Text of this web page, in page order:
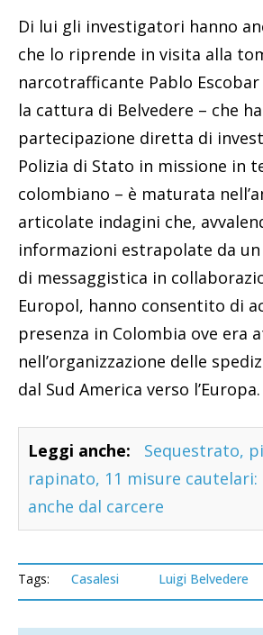
Di lui gli investigatori hanno
che lo riprende in visita alla
narcotrafficante Pablo
la cattura di Belvedere – che
partecipazione diretta di
Polizia di Stato in missione in
colombiano – è maturata
articolate indagini che,
informazioni estrapolate da
di messaggistica in
Europol, hanno consentito di
presenza in Colombia ove era
nell’organizzazione delle
dal Sud America verso l’Europa.
Leggi anche:
Sequestrato,
rapinato, 11 misure cautelari:
anche dal carcere
Tags: Casalesi Luigi Belvedere